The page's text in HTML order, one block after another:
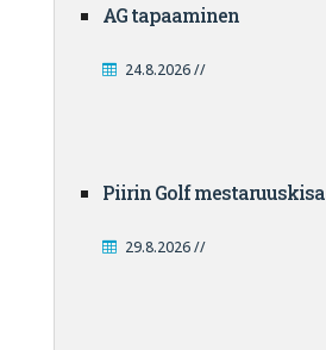
AG tapaaminen
24.8.2026 //
Piirin Golf mestaruuskisa
29.8.2026 //